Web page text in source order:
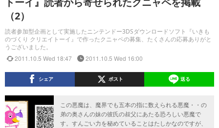
（2）
読者参加型企画として実施したニンテンドー3DSダウンロードソフト『いきも
のづくり クリエイトーイ』で作ったクニャペの募集、たくさんの応募ありがと
うございました。
2011.10.5 Wed 18:47 2011.10.5 Wed 16:00
シェア ポスト 送る
この悪魔は、魔界でも五本の指に数えられる悪魔・・の
弟の奥さんの妹の彼氏の叔父にあたる恐ろしい悪魔で
す。すんごい力を秘めていることはたしかなのですが、